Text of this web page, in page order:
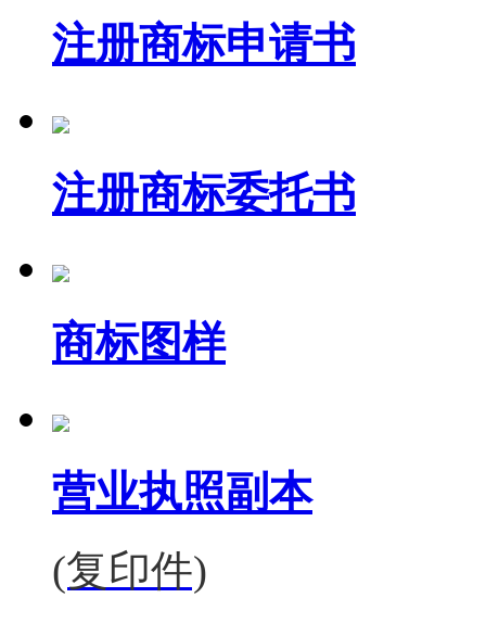
注册商标申请书
注册商标委托书
商标图样
营业执照副本
(复印件)